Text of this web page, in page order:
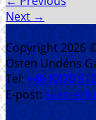
Next →
Copyright 2026
Östen Undéns
Tel: +46 (0)70
E-post: sven-